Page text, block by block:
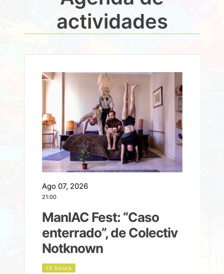
actividades
Ago 07, 2026
21:00
ManIAC Fest: “Caso
enterrado”, de Colectiv
Notknown
13 hours